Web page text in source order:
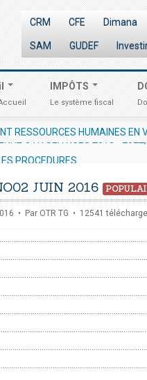
CRM CFE Dimana
SAM GUDEF
IMPÔTS
Le système fiscal
ÉCONOMIQUES N°
OTR SERVICES 2018 -
JUIN 2016
Par OTR TG 12541